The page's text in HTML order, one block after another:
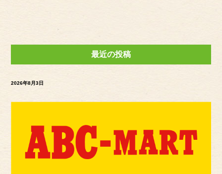
最近の投稿
2026年8月3日